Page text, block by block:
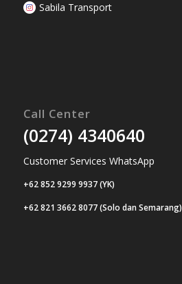
Sabila Transport
Call Center
(0274) 4340640
Customer Services WhatsApp
+62 852 9299 9937 (YK)
+62 821 3662 8077 (Solo dan Semarang)